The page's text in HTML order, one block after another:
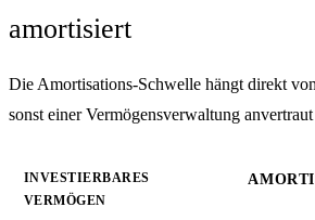
amortisiert
Die Amortisations-Schwelle hängt direkt
sonst einer Vermögensverwaltung anvertraut
INVESTIERBARES
VERMÖGEN